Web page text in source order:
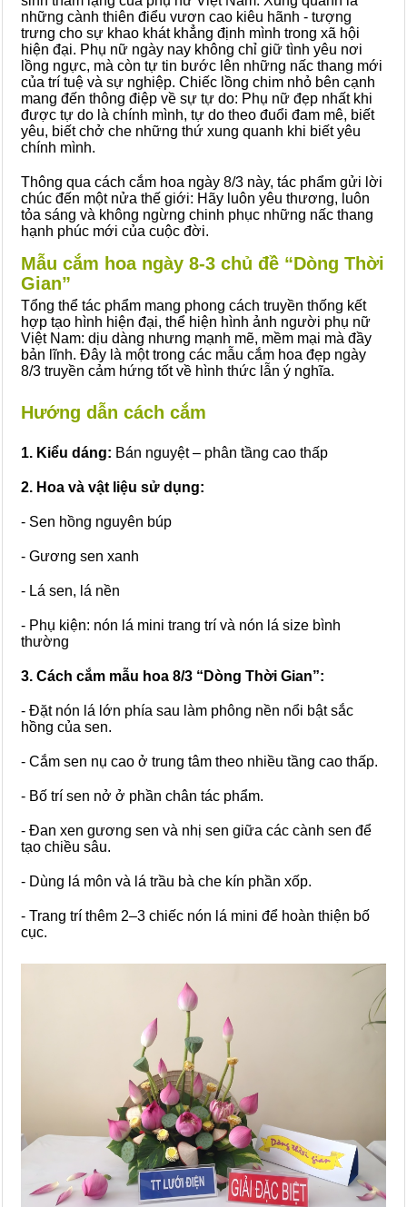
những cành thiên điểu vươn cao kiêu hãnh - tượng
trưng cho sự khao khát khẳng định mình trong xã hội
hiện đại. Phụ nữ ngày nay không chỉ giữ tình yêu nơi
lồng ngực, mà còn tự tin bước lên những nấc thang mới
của trí tuệ và sự nghiệp. Chiếc lồng chim nhỏ bên cạnh
mang đến thông điệp về sự tự do: Phụ nữ đẹp nhất khi
được tự do là chính mình, tự do theo đuổi đam mê, biết
yêu, biết chở che những thứ xung quanh khi biết yêu
chính mình.
Thông qua cách cắm hoa ngày 8/3 này, tác phẩm gửi lời
chúc đến một nửa thế giới: Hãy luôn yêu thương, luôn
tỏa sáng và không ngừng chinh phục những nấc thang
hạnh phúc mới của cuộc đời.
Mẫu cắm hoa ngày 8-3 chủ đề “Dòng Thời
Gian”
Tổng thể tác phẩm mang phong cách truyền thống kết
hợp tạo hình hiện đại, thể hiện hình ảnh người phụ nữ
Việt Nam: dịu dàng nhưng mạnh mẽ, mềm mại mà đầy
bản lĩnh. Đây là một trong các mẫu cắm hoa đẹp ngày
8/3 truyền cảm hứng tốt về hình thức lẫn ý nghĩa.
Hướng dẫn cách cắm
1. Kiểu dáng: Bán nguyệt – phân tầng cao thấp
2. Hoa và vật liệu sử dụng:
- Sen hồng nguyên búp
- Gương sen xanh
- Lá sen, lá nền
- Phụ kiện: nón lá mini trang trí và nón lá size bình
thường
3. Cách cắm mẫu hoa 8/3 “Dòng Thời Gian”:
- Đặt nón lá lớn phía sau làm phông nền nổi bật sắc
hồng của sen.
- Cắm sen nụ cao ở trung tâm theo nhiều tầng cao thấp.
- Bố trí sen nở ở phần chân tác phẩm.
- Đan xen gương sen và nhị sen giữa các cành sen để
tạo chiều sâu.
- Dùng lá môn và lá trầu bà che kín phần xốp.
- Trang trí thêm 2–3 chiếc nón lá mini để hoàn thiện bố
cục.